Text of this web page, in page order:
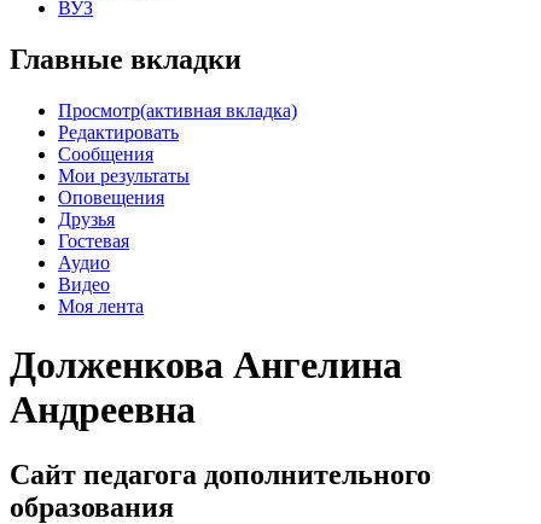
ВУЗ
Главные вкладки
Просмотр(активная вкладка)
Редактировать
Сообщения
Мои результаты
Оповещения
Друзья
Гостевая
Аудио
Видео
Моя лента
Долженкова Ангелина
Андреевна
Сайт педагога дополнительного
образования